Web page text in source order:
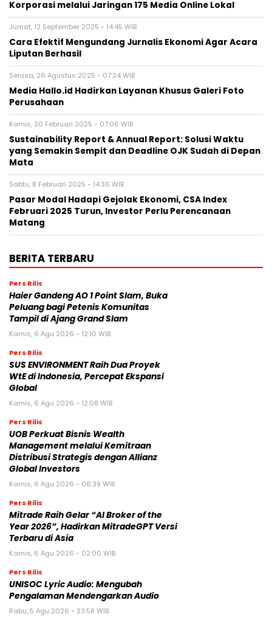
Korporasi melalui Jaringan 175 Media Online Lokal
Jumat, 12 September 2025 - 14:45 WIB
Cara Efektif Mengundang Jurnalis Ekonomi Agar Acara
Liputan Berhasil
Selasa, 26 Agustus 2025 - 07:24 WIB
Media Hallo.id Hadirkan Layanan Khusus Galeri Foto
Perusahaan
Kamis, 20 Februari 2025 - 07:06 WIB
Sustainability Report & Annual Report: Solusi Waktu
yang Semakin Sempit dan Deadline OJK Sudah di Depan
Mata
Sabtu, 8 Februari 2025 - 14:36 WIB
Pasar Modal Hadapi Gejolak Ekonomi, CSA Index
Februari 2025 Turun, Investor Perlu Perencanaan
Matang
BERITA TERBARU
Pers Rilis
Haier Gandeng AO 1 Point Slam, Buka
Peluang bagi Petenis Komunitas
Tampil di Ajang Grand Slam
Kamis, 6 Agu 2026 - 12:10 WIB
Pers Rilis
SUS ENVIRONMENT Raih Dua Proyek
WtE di Indonesia, Percepat Ekspansi
Global
Kamis, 6 Agu 2026 - 12:08 WIB
Pers Rilis
UOB Perkuat Bisnis Wealth
Management melalui Kemitraan
Distribusi Strategis dengan Allianz
Global Investors
Kamis, 6 Agu 2026 - 06:39 WIB
Pers Rilis
Mitrade Raih Gelar “AI Broker of the
Year 2026”, Hadirkan MitradeGPT Versi
Terbaru di Asia
Kamis, 6 Agu 2026 - 02:00 WIB
Pers Rilis
UNISOC Lyric Audio: Mengubah
Pengalaman Mendengarkan Audio
Rabu, 5 Agu 2026 - 23:58 WIB